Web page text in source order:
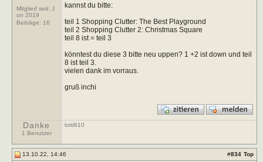
Mitglied seit: J
un 2019
Beiträge: 16
kannst du bitte:
teil 1 Shopping Clutter: The Best Playground
teil 2 Shopping Clutter 2: Christmas Square
teil 8 ist = teil 3
könntest du diese 3 bitte neu uppen? 1 +2 ist down und teil
8 ist teil 3.
vielen dank im vorraus.
gruß inchi
Danke
1 Benutzer
lotti610
13.10.22, 14:46 #834 Top